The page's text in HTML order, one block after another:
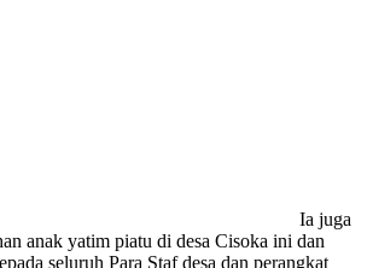
Ia juga
anak yatim piatu di desa Cisoka ini dan
seluruh Para Staf desa dan perangkat